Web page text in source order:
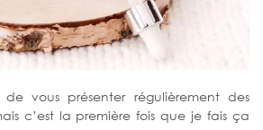
de vous présenter régulièrement des
c’est la première fois que je fais ça